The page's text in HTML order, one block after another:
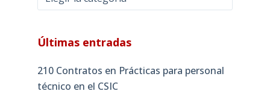
Últimas entradas
210 Contratos en Prácticas para personal
técnico en el CSIC